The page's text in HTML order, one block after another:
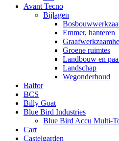
Avant Tecno
Bijlagen
Emmer, hanteren
Groene ruimtes
Landbouw en
Landschap
Wegonderhoud
Balfor
BCS
Billy Goat
Blue Bird Industries
Blue Bird Accu Multi-
Cart
Castelgarden